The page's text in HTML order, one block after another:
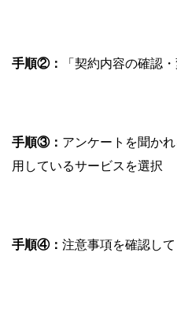
手順②： 「契約内容の確認
手順③： アンケートを聞か
用しているサービスを選択
手順④： 注意事項を確認し